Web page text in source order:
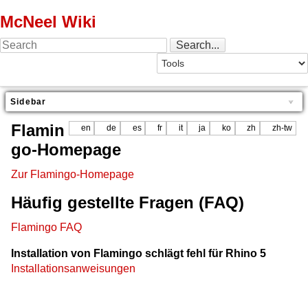
McNeel Wiki
Sidebar
en de es fr it ja ko zh zh-tw
Flamin
go-Homepage
Zur Flamingo-Homepage
Häufig gestellte Fragen (FAQ)
Flamingo FAQ
Installation von Flamingo schlägt fehl für Rhino 5
Installationsanweisungen